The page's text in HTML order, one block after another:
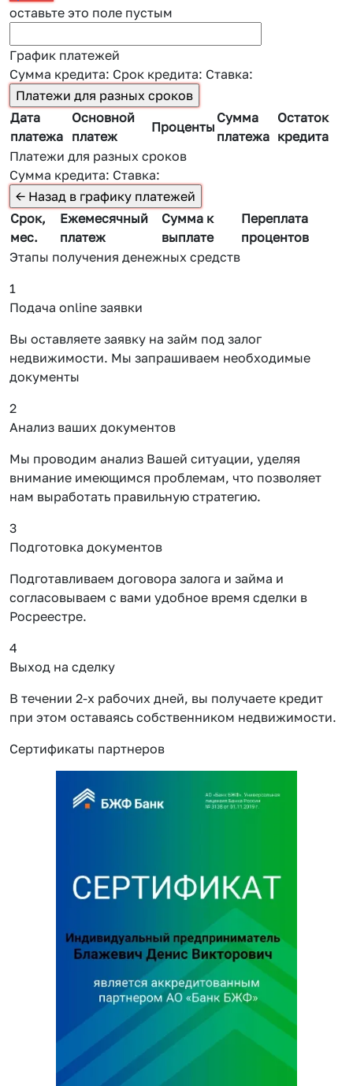
оставьте это поле пустым
График платежей
Сумма кредита: Срок кредита: Ставка:
Дата
платежа
Основной
платеж
Проценты
Сумма
платежа
Остаток
кредита
Платежи для разных сроков
Сумма кредита: Ставка:
Срок,
мес.
Ежемесячный
платеж
Сумма к
выплате
Переплата
процентов
Этапы получения денежных средств
1
Подача online заявки
Вы оставляете заявку на займ под залог
недвижимости. Мы запрашиваем необходимые
документы
2
Анализ ваших документов
Мы проводим анализ Вашей ситуации, уделяя
внимание имеющимся проблемам, что позволяет
нам выработать правильную стратегию.
3
Подготовка документов
Подготавливаем договора залога и займа и
согласовываем с вами удобное время сделки в
Росреестре.
4
Выход на сделку
В течении 2-х рабочих дней, вы получаете кредит
при этом оставаясь собственником недвижимости.
Сертификаты партнеров